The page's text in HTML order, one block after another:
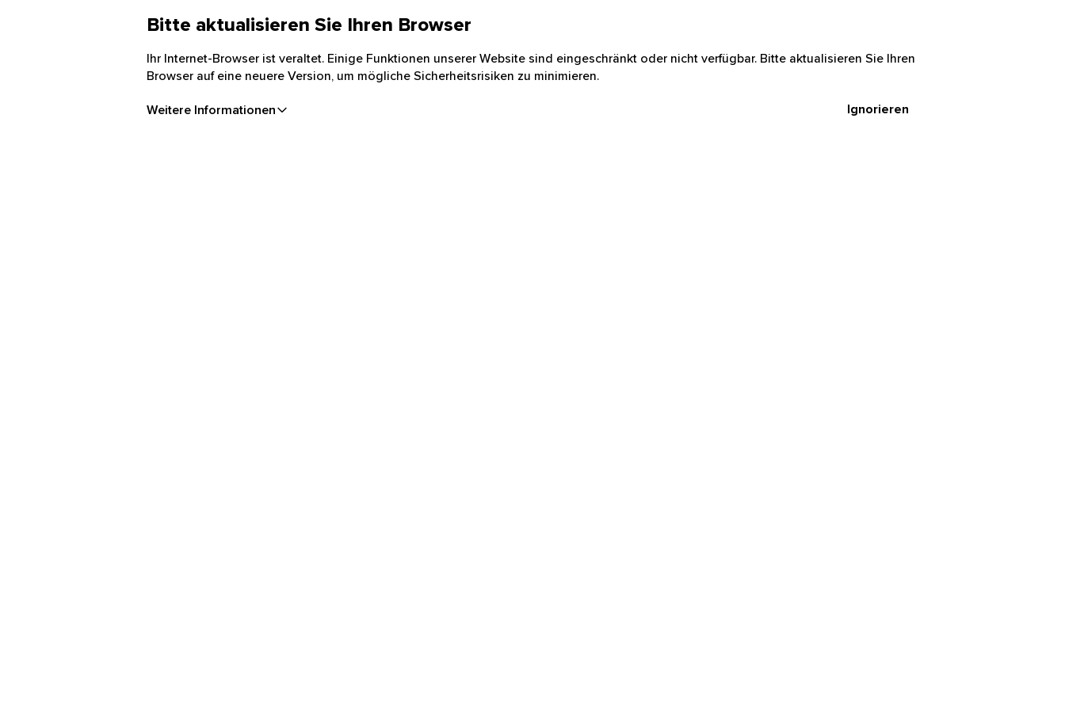
Bitte aktualisieren Sie Ihren Browser
Ihr Internet-Browser ist veraltet. Einige Funktionen unserer Website sind eingeschränkt oder nicht verfügbar. Bitte aktualisieren Sie Ihren
Browser auf eine neuere Version, um mögliche Sicherheitsrisiken zu minimieren.
Weitere Informationen Ignorieren